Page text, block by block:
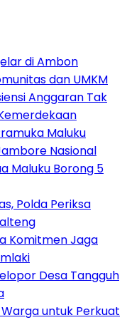
di Ambon
dan UMKM
Anggaran Tak
Maluku
Nasional
Maluku Borong 5
Polda Periksa
Komitmen Jaga
Desa Tangguh
Warga untuk Perkuat